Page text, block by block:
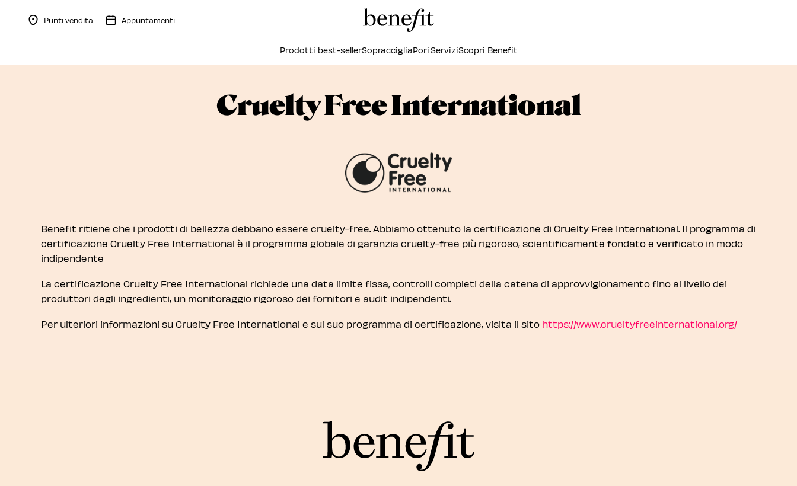
Punti vendita Appuntamenti
Prodotti best-sellerSopraccigliaPoriServiziScopri Benefit
Cruelty Free International
Benefit ritiene che i prodotti di bellezza debbano essere cruelty-free. Abbiamo ottenuto la certificazione di Cruelty Free International. Il programma di
certificazione Cruelty Free International è il programma globale di garanzia cruelty-free più rigoroso, scientificamente fondato e verificato in modo
indipendente
La certificazione Cruelty Free International richiede una data limite fissa, controlli completi della catena di approvvigionamento fino al livello dei
produttori degli ingredienti, un monitoraggio rigoroso dei fornitori e audit indipendenti.
Per ulteriori informazioni su Cruelty Free International e sul suo programma di certificazione, visita il sito https://www.crueltyfreeinternational.org/